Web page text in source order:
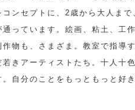
ンセプトに、2歳から大人まで
っています。絵画、粘土、工
物も、さまざま。教室で指導
きアーティストたち。十人十
自分のことをもっともっと好